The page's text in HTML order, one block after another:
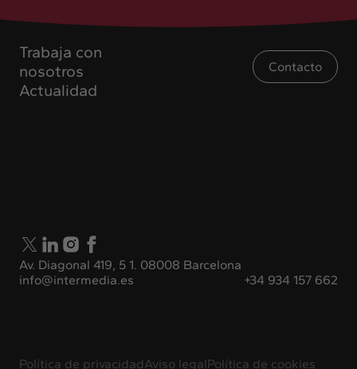
Trabaja con
nosotros
Actualidad
Contacto
Av. Diagonal 419, 5 1. 08008 Barcelona
info@intermedia.es
+34 934 157 662
Política de privacidadAviso legalPolítica de cookies